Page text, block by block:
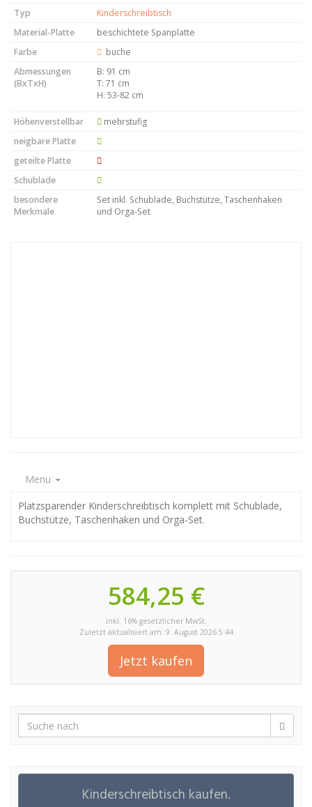
Typ
Kinderschreibtisch
Material-Platte
beschichtete Spanplatte
Farbe
buche
Abmessungen
(BxTxH)
B: 91 cm
T: 71 cm
H: 53-82 cm
Höhenverstellbar
mehrstufig
neigbare Platte
geteilte Platte
Schublade
besondere
Merkmale
Set inkl. Schublade, Buchstütze, Taschenhaken
und Orga-Set
Menu
Platzsparender Kinderschreibtisch komplett mit Schublade,
Buchstütze, Taschenhaken und Orga-Set.
584,25 €
inkl. 16% gesetzlicher MwSt.
Zuletzt aktualisiert am: 9. August 2026 5:44
Jetzt kaufen
Kinderschreibtisch kaufen.